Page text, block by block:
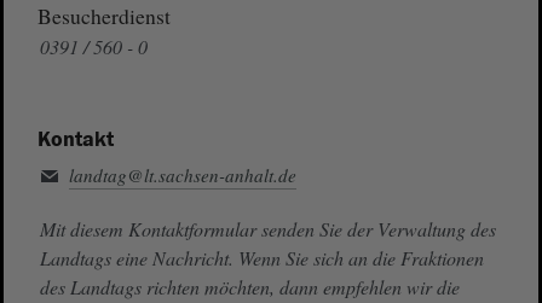
Besucherdienst
0391 / 560 - 0
Kontakt
landtag@lt.sachsen-anhalt.de
Mit diesem Kontaktformular senden Sie der Verwaltung des
Landtags eine Nachricht. Wenn Sie sich an die Fraktionen
des Landtags richten möchten, dann empfehlen wir die